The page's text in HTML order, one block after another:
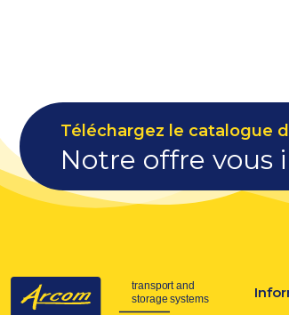
Téléchargez le catalogue
Notre offre vous